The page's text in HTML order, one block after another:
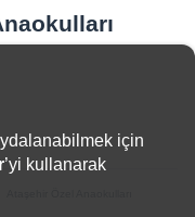
için
’yi kullanarak